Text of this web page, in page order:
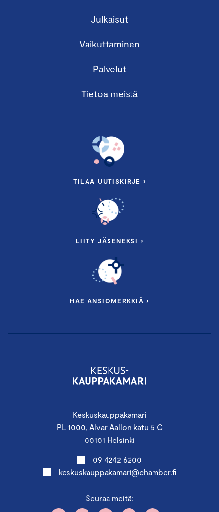
Keskuskauppakamari
PL 1000, Alvar Aallon katu 5 C
00101 Helsinki
09 4242 6200
keskuskauppakamari@chamber.fi
Seuraa meitä:
Julkaisut
Vaikuttaminen
Palvelut
Tietoa meistä
TILAA UUTISKIRJE ›
LIITY JÄSENEKSI ›
HAE ANSIOMERKKIÄ ›